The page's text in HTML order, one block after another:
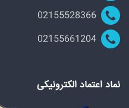
نماد اعتماد الکترونیکی